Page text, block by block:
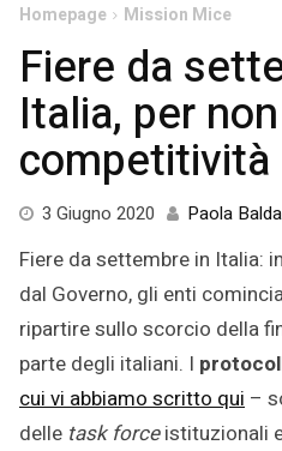
Homepage Mission Mice
Fiere da
Italia, per
competitività
3 Giugno 2020
2022
Paola
Fiere da settembre in Italia:
dal Governo, gli enti
ripartire sullo scorcio della
parte degli italiani. I
cui vi abbiamo scritto qui –
delle task forceistituzionali